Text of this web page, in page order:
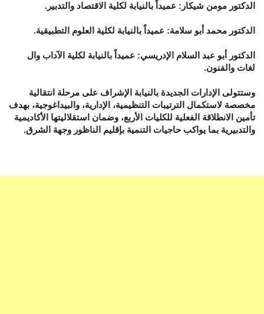
الدكتور مومن شيكار: عميداً بالنيابة لكلية الاقتصاد والتدبير.
الدكتور محمد أبو سلامة: عميداً بالنيابة لكلية العلوم التطبيقية.
الدكتور أبو عبد السلام الإدريسي: عميداً بالنيابة لكلية الآداب وال
لغات والفنون.
وستتولى الإدارات الجديدة بالنيابة الإشراف على مرحلة انتقالية
مخصصة لاستكمال الترتيبات التنظيمية، الإدارية، والبيداغوجية، بهدف
تأمين الانطلاقة الفعلية للكليات الأربع، وضمان استقلاليتها الأكاديمية
والتدبيرية بما يواكب حاجيات التنمية بإقليم الناظور وجهة الشرق.